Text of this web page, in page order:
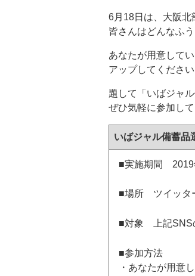
6月18日は、大阪北
皆さんはどんなふ
あなたが用意して
アップしてください
題して「いばジャ
ぜひ気軽に参加して
いばジャル備蓄品
■実施期間 2019
■場所 ツイッタ
■対象 上記SNS
■参加方法
・あなたが用意